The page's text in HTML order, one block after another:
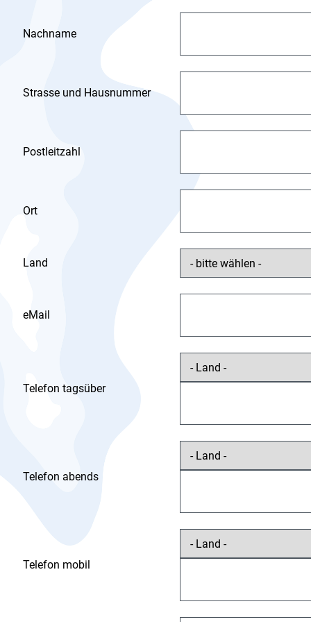
Nachname
Strasse und Hausnummer
Postleitzahl
Ort
Land
eMail
Telefon tagsüber
Telefon abends
Telefon mobil